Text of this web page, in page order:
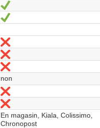
Sí
No
No
No
non
No
No
En magasin, Kiala, Colissimo,
Chronopost